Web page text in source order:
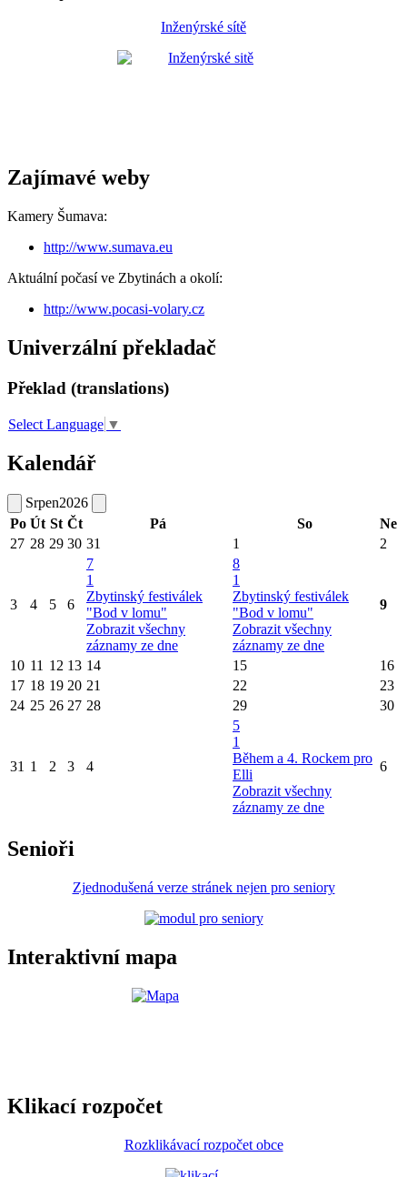
Inženýrské sítě
Zajímavé weby
Kamery Šumava:
http://www.sumava.eu
Aktuální počasí ve Zbytinách a okolí:
http://www.pocasi-volary.cz
Univerzální překladač
Překlad (translations)
Select Language ▼
Kalendář
Srpen2026
Po Út St Čt Pá So
Ne
27 28 29 30 31 1 2
3 4 5 6
7
1
Zbytinský festiválek
"Bod v lomu"
Zobrazit všechny
záznamy ze dne
8
1
Zbytinský festiválek
"Bod v lomu"
Zobrazit všechny
záznamy ze dne
9
10 11 12 13 14 15
16
17 18 19 20 21 22
23
24 25 26 27 28 29 30
31 1 2 3 4
5
1
Během a 4. Rockem pro
Elli
Zobrazit všechny
záznamy ze dne
6
Senioři
Zjednodušená verze stránek nejen pro seniory
Interaktivní mapa
Klikací rozpočet
Rozklikávací rozpočet obce